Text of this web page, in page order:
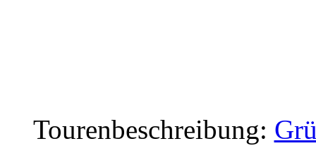
Tourenbeschreibung: